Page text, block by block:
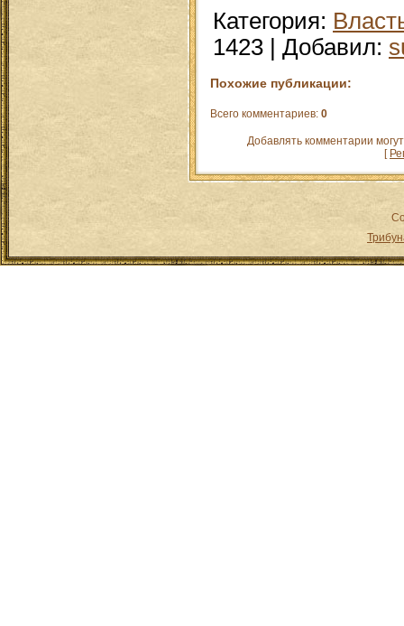
Категория:
1423
Добавил:
Похожие публикации:
Всего комментариев: 0
Добавлять комментарии
[